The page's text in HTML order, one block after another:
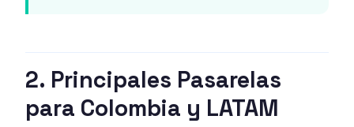
2. Principales Pasarelas
para Colombia y LATAM